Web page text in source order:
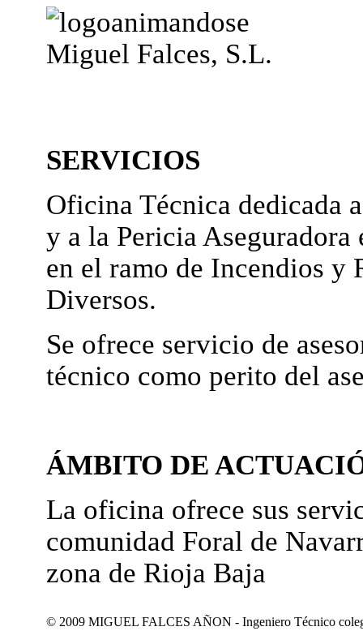
Miguel Falces, S.L.
SERVICIOS
Oficina Técnica dedicada
y a la Pericia Aseguradora
en el ramo de Incendios y
Diversos.
Se ofrece servicio de
técnico como perito del
ÁMBITO DE
La oficina ofrece sus
comunidad Foral de
zona de Rioja Baja
© 2009 MIGUEL FALCES AÑON - Ingeniero Técnico